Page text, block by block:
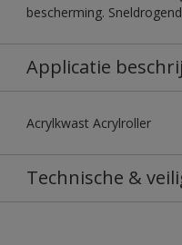
bescherming.
Applicatie
Acrylkwast Acrylroller
Technische &